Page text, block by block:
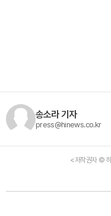
송소라 기자
press@hinews.co.kr
<저작권자 ©